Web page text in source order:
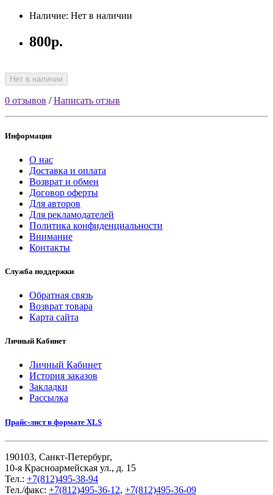
Наличие: Нет в наличии
800р.
Нет в наличии
0 отзывов /Написать отзыв
Информация
О нас
Доставка и оплата
Возврат и обмен
Договор оферты
Для авторов
Для рекламодателей
Политика конфиденциальности
Внимание
Контакты
Служба поддержки
Обратная связь
Возврат товара
Карта сайта
Личный Кабинет
Личный Кабинет
История заказов
Закладки
Рассылка
Прайс-лист в формате XLS
190103, Санкт-Петербург,
10-я Красноармейская ул., д. 15
Тел.: +7(812)495-38-94
Тел./факс: +7(812)495-36-12, +7(812)495-36-09